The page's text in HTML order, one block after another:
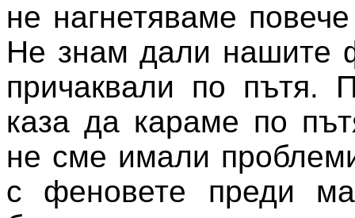
не нагнетяваме
Не знам дали нашите
причаквали по пътя.
каза да караме по
не сме имали
с феновете преди